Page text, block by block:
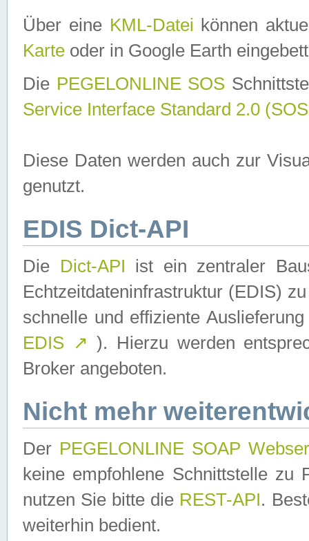
Über eine KML-Datei können
Karte oder in Google Earth
Die PEGELONLINE SOS
Service Interface Standard 2.0
Diese Daten werden auch zur
genutzt.
EDIS Dict-API
Die Dict-API ist ein zentraler
Echtzeitdateninfrastruktur (EDIS)
schnelle und effiziente
EDIS ↗ ). Hierzu werden
Broker angeboten.
Nicht mehr
Der PEGELONLINE SOAP
keine empfohlene Schnittstelle zu
nutzen Sie bitte die REST-API.
weiterhin bedient.